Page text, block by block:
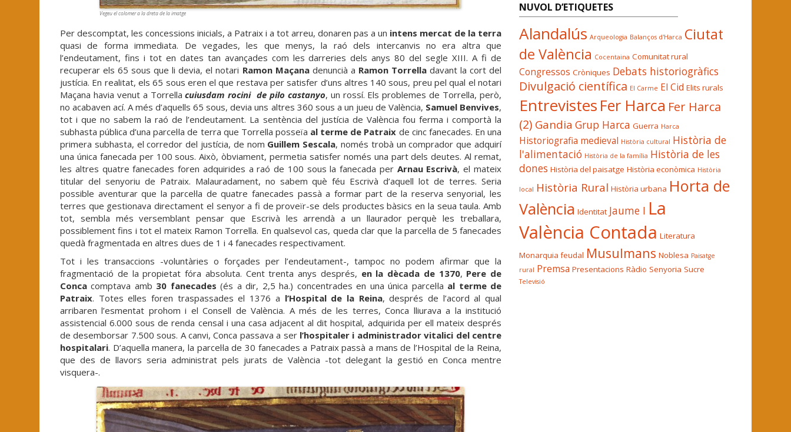
Vegeu el colomer a la dreta de la imatge
Per descomptat, les concessions inicials, a Patraix i a tot arreu, donaren pas a un intens mercat de la terra
quasi de forma immediata. De vegades, les que menys, la raó dels intercanvis no era altra que
l’endeutament, fins i tot en dates tan avançades com les darreries dels anys 80 del segle XIII. A fi de
recuperar els 65 sous que li devia, el notari Ramon Maçanadenuncià a Ramon Torrelladavant la cort del
justícia. En realitat, els 65 sous eren el que restava per satisfer d’uns altres 140 sous, preu pel qual el notari
Maçana havia venut a Torrellacuiusdam rocini de pilo castanyo, un rossí. Els problemes de Torrella, però,
no acabaven ací. A més d’aquells 65 sous, devia uns altres 360 sous a un jueu de València, Samuel Benvives,
tot i que no sabem la raó de l’endeutament. La sentència del justícia de València fou ferma i comportà la
subhasta pública d’una parcel·la de terra que Torrella posseïa al terme de Patraix de cinc fanecades. En una
primera subhasta, el corredor del justícia, de nom Guillem Sescala, només trobà un comprador que adquirí
una única fanecada per 100 sous. Això, òbviament, permetia satisfer només una part dels deutes. Al remat,
les altres quatre fanecades foren adquirides a raó de 100 sous la fanecada per Arnau Escrivà, el mateix
titular del senyoriu de Patraix. Malauradament, no sabem què féu Escrivà d’aquell lot de terres. Seria
possible aventurar que la parcel·la de quatre fanecades passà a formar part de la reserva senyorial, les
terres que gestionava directament el senyor a fi de proveïr-se dels productes bàsics en la seua taula. Amb
tot, sembla més versemblant pensar que Escrivà les arrendà a un llaurador perquè les treballara,
possiblement fins i tot el mateix Ramon Torrella. En qualsevol cas, queda clar que la parcel·la de 5 fanecades
quedà fragmentada en altres dues de 1 i 4 fanecades respectivament.
Tot i les transaccions -voluntàries o forçades per l’endeutament-, tampoc no podem afirmar que la
fragmentació de la propietat fóra absoluta. Cent trenta anys després, en la dècada de 1370, Pere de
Conca comptava amb 30 fanecades (és a dir, 2,5 ha.) concentrades en una única parcel·la al terme de
Patraix. Totes elles foren traspassades el 1376 a l’Hospital de la Reina, després de l’acord al qual
arribaren l’esmentat prohom i el Consell de València. A més de les terres, Conca lliurava a la institució
assistencial 6.000 sous de renda censal i una casa adjacent al dit hospital, adquirida per ell mateix després
de desemborsar 7.500 sous. A canvi, Conca passava a serl’hospitaler i administrador vitalici del centre
hospitalari. D’aquella manera, la parcel·la de 30 fanecades a Patraix passà a mans de l’Hospital de la Reina,
que des de llavors seria administrat pels jurats de València -tot delegant la gestió en Conca mentre
visquera-.
NUVOL D’ETIQUETES
Alandalús Arqueologia Balanços d'Harca Ciutat
de València Cocentaina Comunitat rural
Congressos Cròniques Debats historiogràfics
Divulgació científica El Carme El Cid Elits rurals
Entrevistes Fer Harca Fer Harca
(2) Gandia Grup Harca Guerra Harca
Historiografia medieval Història cultural Història de
l'alimentació Història de la família Història de les
dones Història del paisatge Història econòmica Història
local Història Rural Història urbana Horta de
València Identitat Jaume I La
València Contada Literatura
Monarquia feudal Musulmans Noblesa Paisatge
rural Premsa Presentacions Ràdio Senyoria Sucre
Televisió